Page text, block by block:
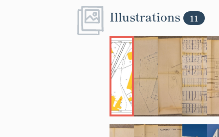
Illustrations 11